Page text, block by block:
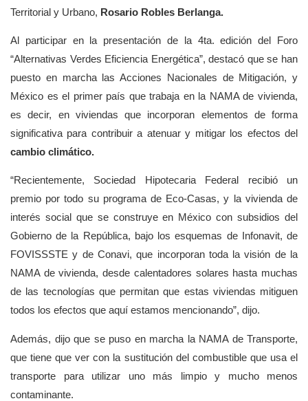
Territorial y Urbano, Rosario Robles Berlanga.
Al participar en la presentación de la 4ta. edición del Foro
“Alternativas Verdes Eficiencia Energética”, destacó que se han
puesto en marcha las Acciones Nacionales de Mitigación, y
México es el primer país que trabaja en la NAMA de vivienda,
es decir, en viviendas que incorporan elementos de forma
significativa para contribuir a atenuar y mitigar los efectos del
cambio climático.
“Recientemente, Sociedad Hipotecaria Federal recibió un
premio por todo su programa de Eco-Casas, y la vivienda de
interés social que se construye en México con subsidios del
Gobierno de la República, bajo los esquemas de Infonavit, de
FOVISSSTE y de Conavi, que incorporan toda la visión de la
NAMA de vivienda, desde calentadores solares hasta muchas
de las tecnologías que permitan que estas viviendas mitiguen
todos los efectos que aquí estamos mencionando”, dijo.
Además, dijo que se puso en marcha la NAMA de Transporte,
que tiene que ver con la sustitución del combustible que usa el
transporte para utilizar uno más limpio y mucho menos
contaminante.